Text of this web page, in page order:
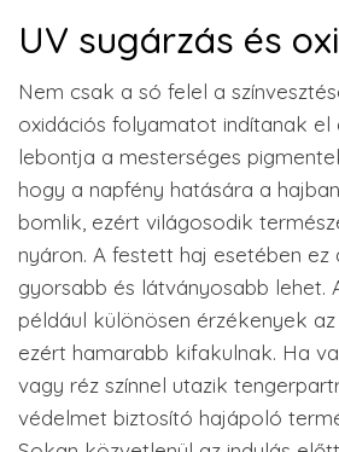
UV sugárzás és
Nem csak a só felel a
oxidációs folyamatot indítanak el
lebontja a mesterséges
hogy a napfény hatására a
bomlik, ezért világosodik
nyáron. A festett haj esetében ez
gyorsabb és látványosabb lehet.
például különösen érzékenyek az
ezért hamarabb kifakulnak. Ha
vagy réz színnel utazik
védelmet biztosító hajápoló